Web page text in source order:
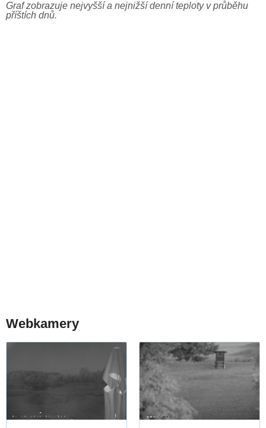
Graf zobrazuje nejvyšší a nejnižší denní teploty v průběhu
příštích dnů.
Webkamery